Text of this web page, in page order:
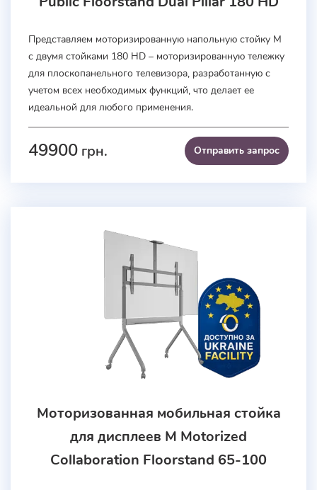
Представляем моторизированную напольную стойку M
с двумя стойками 180 HD – моторизированную тележку
для плоскопанельного телевизора, разработанную с
учетом всех необходимых функций, что делает ее
идеальной для любого применения.
49900 грн. Отправить запроc
Моторизованная мобильная стойка
для дисплеев M Motorized
Collaboration Floorstand 65-100